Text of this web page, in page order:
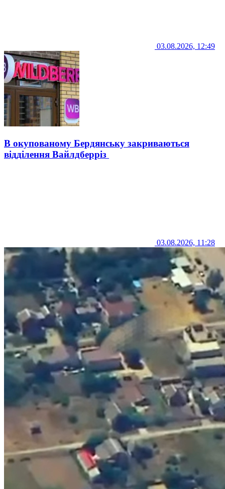
03.08.2026, 12:49
В окупованому Бердянську закриваються
відділення Вайлдберріз
03.08.2026, 11:28